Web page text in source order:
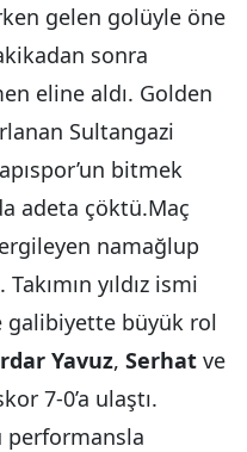
gelen golüyle öne
sonra
eline aldı. Golden
Sultangazi
bitmek
adeta çöktü.Maç
namağlup
yıldız ismi
galibiyette büyük rol
Yavuz, Serhat ve
7-0’a ulaştı.
performansla